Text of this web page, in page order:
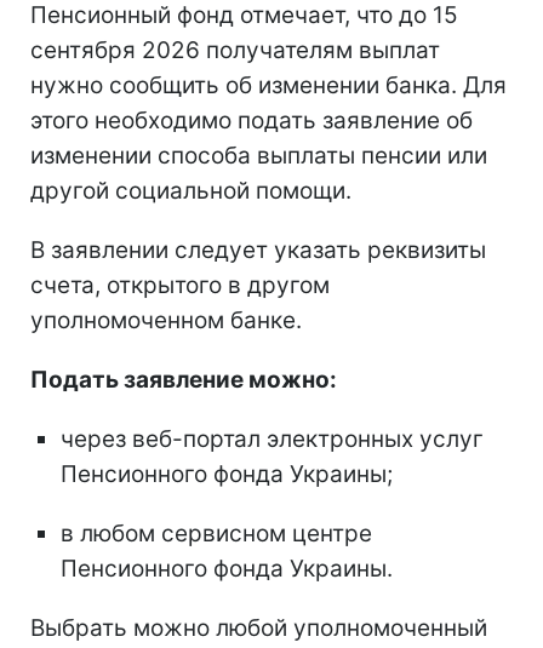
Пенсионный фонд отмечает, что до 15
сентября 2026 получателям выплат
нужно сообщить об изменении банка. Для
этого необходимо подать заявление об
изменении способа выплаты пенсии или
другой социальной помощи.
В заявлении следует указать реквизиты
счета, открытого в другом
уполномоченном банке.
Подать заявление можно:
через веб-портал электронных услуг
Пенсионного фонда Украины;
в любом сервисном центре
Пенсионного фонда Украины.
Выбрать можно любой уполномоченный